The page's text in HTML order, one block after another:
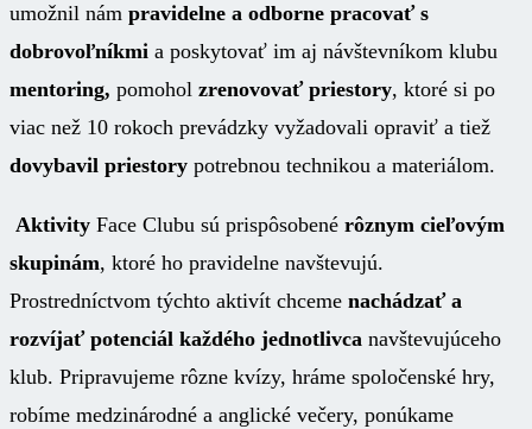
umožnil nám pravidelne a odborne pracovať s
dobrovoľníkmi a poskytovať im aj návštevníkom klubu
mentoring, pomohol zrenovovať priestory, ktoré si po
viac než 10 rokoch prevádzky vyžadovali opraviť a tiež
dovybavil priestory potrebnou technikou a materiálom.
Aktivity Face Clubu sú prispôsobené rôznym cieľovým
skupinám, ktoré ho pravidelne navštevujú.
Prostredníctvom týchto aktivít chceme nachádzať a
rozvíjať potenciál každého jednotlivca navštevujúceho
klub. Pripravujeme rôzne kvízy, hráme spoločenské hry,
robíme medzinárodné a anglické večery, ponúkame